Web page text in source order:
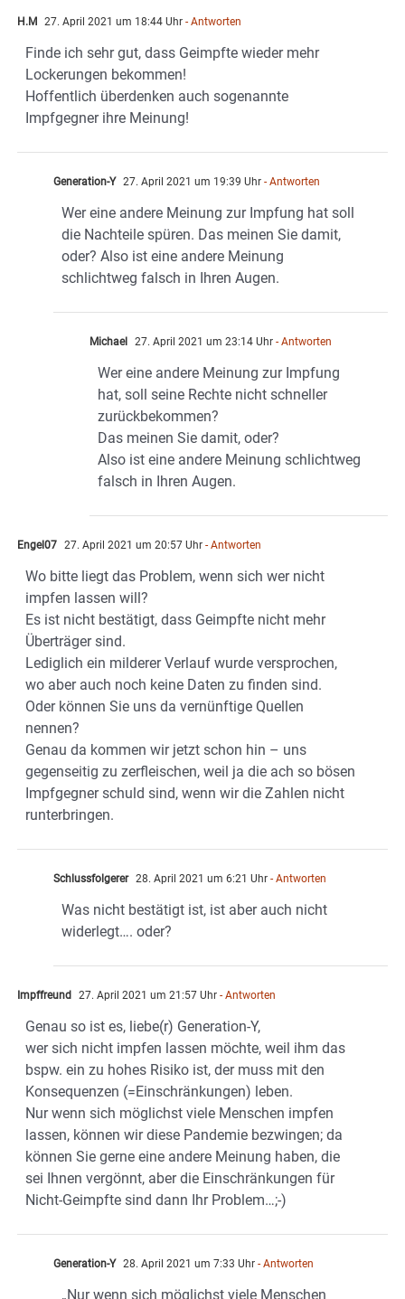
H.M 27. April 2021 um 18:44 Uhr - Antworten
Finde ich sehr gut, dass Geimpfte wieder mehr
Lockerungen bekommen!
Hoffentlich überdenken auch sogenannte
Impfgegner ihre Meinung!
Generation-Y 27. April 2021 um 19:39 Uhr - Antworten
Wer eine andere Meinung zur Impfung hat soll
die Nachteile spüren. Das meinen Sie damit,
oder? Also ist eine andere Meinung
schlichtweg falsch in Ihren Augen.
Michael 27. April 2021 um 23:14 Uhr - Antworten
Wer eine andere Meinung zur Impfung
hat, soll seine Rechte nicht schneller
zurückbekommen?
Das meinen Sie damit, oder?
Also ist eine andere Meinung schlichtweg
falsch in Ihren Augen.
Engel07 27. April 2021 um 20:57 Uhr - Antworten
Wo bitte liegt das Problem, wenn sich wer nicht
impfen lassen will?
Es ist nicht bestätigt, dass Geimpfte nicht mehr
Überträger sind.
Lediglich ein milderer Verlauf wurde versprochen,
wo aber auch noch keine Daten zu finden sind.
Oder können Sie uns da vernünftige Quellen
nennen?
Genau da kommen wir jetzt schon hin – uns
gegenseitig zu zerfleischen, weil ja die ach so bösen
Impfgegner schuld sind, wenn wir die Zahlen nicht
runterbringen.
Schlussfolgerer 28. April 2021 um 6:21 Uhr - Antworten
Was nicht bestätigt ist, ist aber auch nicht
widerlegt…. oder?
Impffreund 27. April 2021 um 21:57 Uhr - Antworten
Genau so ist es, liebe(r) Generation-Y,
wer sich nicht impfen lassen möchte, weil ihm das
bspw. ein zu hohes Risiko ist, der muss mit den
Konsequenzen (=Einschränkungen) leben.
Nur wenn sich möglichst viele Menschen impfen
lassen, können wir diese Pandemie bezwingen; da
können Sie gerne eine andere Meinung haben, die
sei Ihnen vergönnt, aber die Einschränkungen für
Nicht-Geimpfte sind dann Ihr Problem…;-)
Generation-Y 28. April 2021 um 7:33 Uhr - Antworten
„Nur wenn sich möglichst viele Menschen